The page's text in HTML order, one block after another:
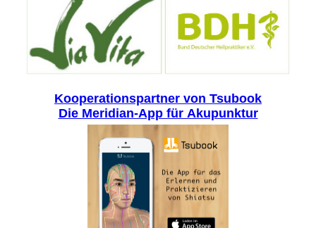
Kooperationspartner von Tsubook
Die Meridian-App für Akupunktur